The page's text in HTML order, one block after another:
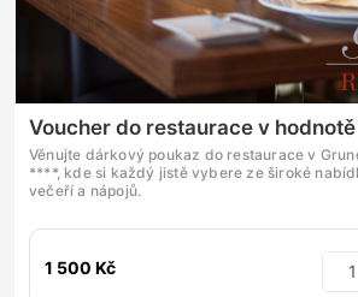
Voucher do restaurace v hodnotě
Věnujte dárkový poukaz do restaurace v
****, kde si každý jistě vybere ze široké
večeří a nápojů.
1 500 Kč